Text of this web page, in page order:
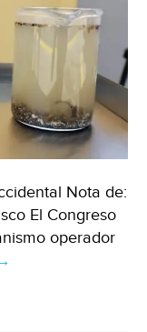
Nota de:
El Congreso
operador